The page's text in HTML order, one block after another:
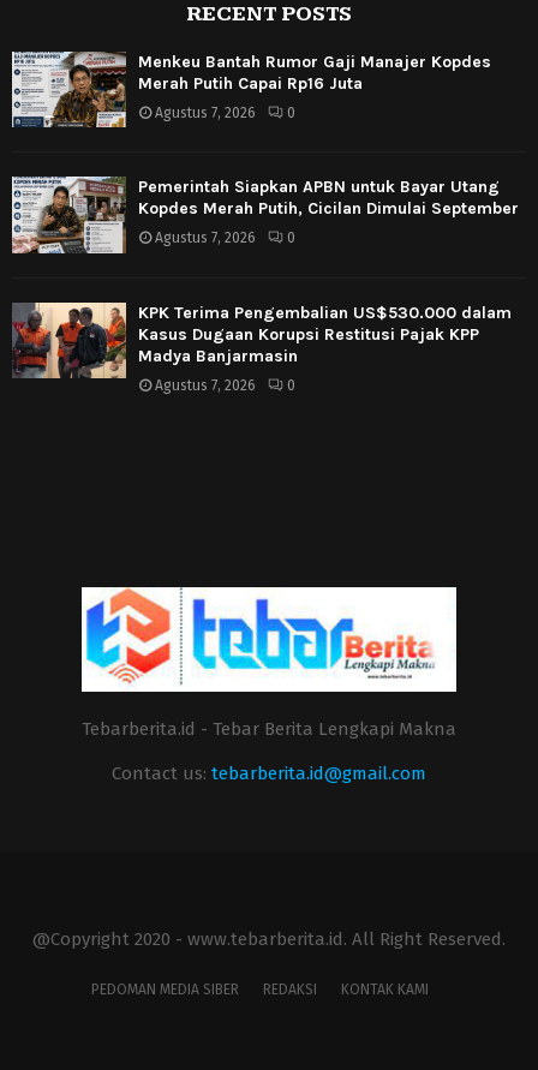
RECENT POSTS
Menkeu Bantah Rumor Gaji Manajer Kopdes
Merah Putih Capai Rp16 Juta
Agustus 7, 2026 0
Pemerintah Siapkan APBN untuk Bayar Utang
Kopdes Merah Putih, Cicilan Dimulai September
Agustus 7, 2026 0
KPK Terima Pengembalian US$530.000 dalam
Kasus Dugaan Korupsi Restitusi Pajak KPP
Madya Banjarmasin
Agustus 7, 2026 0
Tebarberita.id - Tebar Berita Lengkapi Makna
Contact us: tebarberita.id@gmail.com
@Copyright 2020 - www.tebarberita.id. All Right Reserved.
PEDOMAN MEDIA SIBER REDAKSI KONTAK KAMI